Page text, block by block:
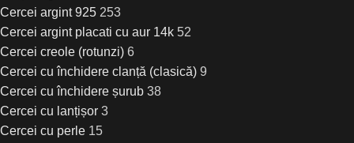
Cercei argint 925 253
Cercei argint placati cu aur 14k 52
Cercei creole (rotunzi) 6
Cercei cu închidere clanță (clasică) 9
Cercei cu închidere șurub 38
Cercei cu lanțișor 3
Cercei cu perle 15